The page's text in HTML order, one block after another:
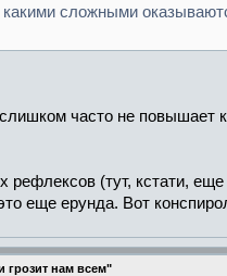
сложными
часто не повышает
рефлексов (тут, кстати,
еще ерунда. Вот
нам всем"